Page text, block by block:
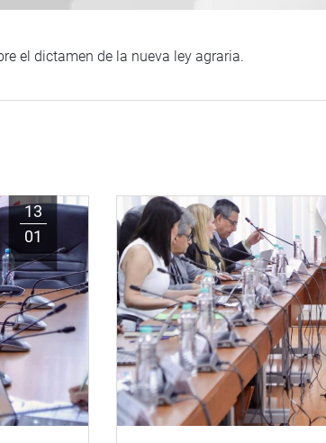
el dictamen de la nueva ley agraria.
13
01